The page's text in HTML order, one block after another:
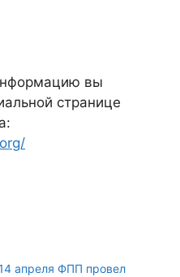
вы
странице
апреля ФПП провел